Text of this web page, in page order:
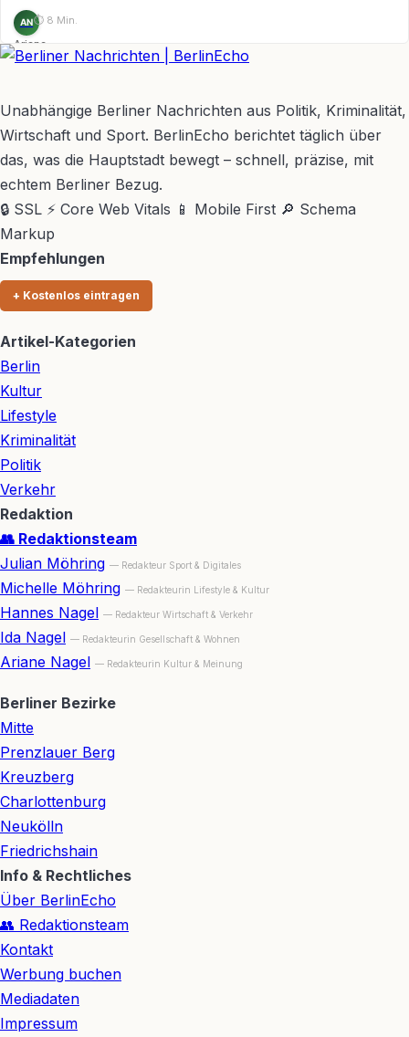
AN
Ariane
Nagel
⏱ 8 Min.
Unabhängige Berliner Nachrichten aus Politik, Kriminalität,
Wirtschaft und Sport. BerlinEcho berichtet täglich über
das, was die Hauptstadt bewegt – schnell, präzise, mit
echtem Berliner Bezug.
🔒 SSL ⚡ Core Web Vitals 📱 Mobile First 🔎 Schema
Markup
Empfehlungen
+ Kostenlos eintragen
Artikel-Kategorien
Berlin
Kultur
Lifestyle
Kriminalität
Politik
Verkehr
Redaktion
👥 Redaktionsteam
Julian Möhring — Redakteur Sport & Digitales
Michelle Möhring — Redakteurin Lifestyle & Kultur
Hannes Nagel — Redakteur Wirtschaft & Verkehr
Ida Nagel — Redakteurin Gesellschaft & Wohnen
Ariane Nagel — Redakteurin Kultur & Meinung
Berliner Bezirke
Mitte
Prenzlauer Berg
Kreuzberg
Charlottenburg
Neukölln
Friedrichshain
Info & Rechtliches
Über BerlinEcho
👥 Redaktionsteam
Kontakt
Werbung buchen
Mediadaten
Impressum